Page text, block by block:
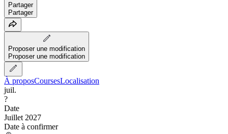
Partager
Partager
Proposer une modification
Proposer une modification
À proposCoursesLocalisation
juil.
?
Date
Juillet 2027
Date à confirmer